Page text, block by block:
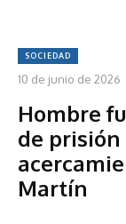
SOCIEDAD
10 de junio de 2026
Hombre
de
Martín